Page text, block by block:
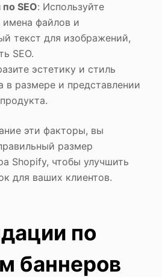
SEO: Используйте
имена файлов и
текст для изображений,
SEO.
эстетику и стиль
в размере и представлении
эти факторы, вы
размер
Shopify, чтобы улучшить
для ваших клиентов.
по
баннеров